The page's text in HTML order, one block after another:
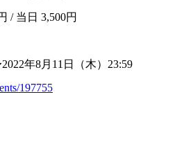
/ 当日 3,500円
年8月11日（木）23:59
197755